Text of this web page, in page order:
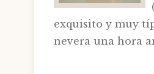
exquisito y muy
nevera una hora